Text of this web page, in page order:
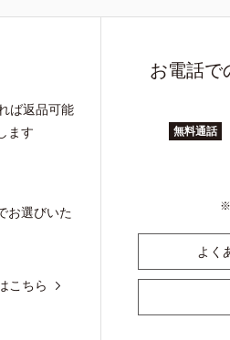
ば返品可能
ます
お選びいた
こちら
お電話で
無料通話
よく